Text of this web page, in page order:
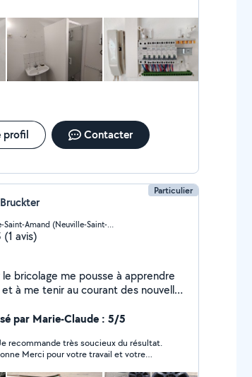
profil Contacter
Particulier
Neuville-Saint-Amand (Neuville-Saint-Amand)
(1 avis)
bricolage me pousse à apprendre
à me tenir au courant des nouvelles
me sollicitent souvent pour des
sachant qu'ils peuvent compter
par Marie-Claude : 5/5
recommande très soucieux du résultat.
Merci pour votre travail et votre